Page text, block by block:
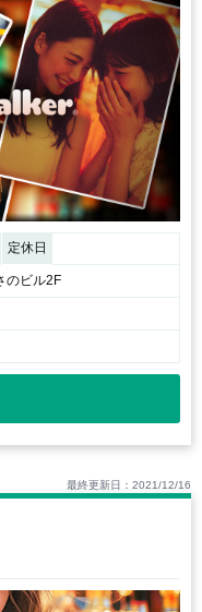
定休日
のビル2F
最終更新日：2021/12/16